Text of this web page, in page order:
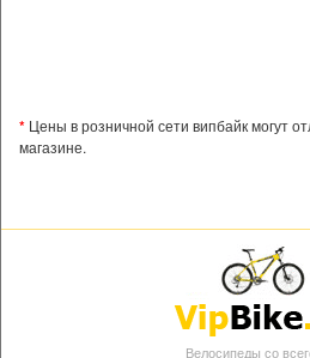
* Цены в розничной сети випбайк могут
магазине.
Велосипеды со